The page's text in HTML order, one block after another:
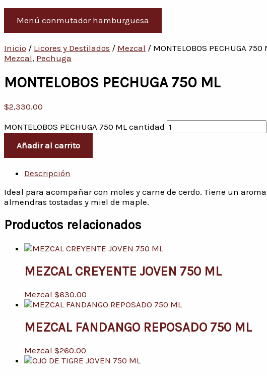
Menú conmutador hamburguesa
Inicio / Licores y Destilados / Mezcal / MONTELOBOS PECHUGA 750
Mezcal, Pechuga
MONTELOBOS PECHUGA 750 ML
$2,330.00
MONTELOBOS PECHUGA 750 ML cantidad
Añadir al carrito
Descripción
Ideal para acompañar con moles y carne de cerdo. Tiene un
almendras tostadas y miel de maple.
Productos relacionados
MEZCAL CREYENTE JOVEN 750 ML
Mezcal $630.00
MEZCAL FANDANGO REPOSADO 750 ML
Mezcal $260.00